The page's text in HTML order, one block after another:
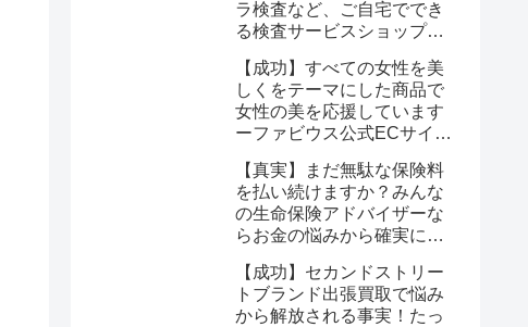
ラ検査など、ご自宅ででき
る検査サービスショップ
ならたった1回で驚くほど
簡単に悩みが解消する事実
【成功】すべての女性を美
しくをテーマにした商品で
女性の美を応援しています
ーファビウス公式ECサイト
クション金賞の秘密を公開
【真実】まだ無駄な保険料
を払い続けますか？みんな
の生命保険アドバイザーな
らお金の悩みから確実に解
【成功】セカンドストリー
トブランド出張買取で悩み
から解放される事実！たっ